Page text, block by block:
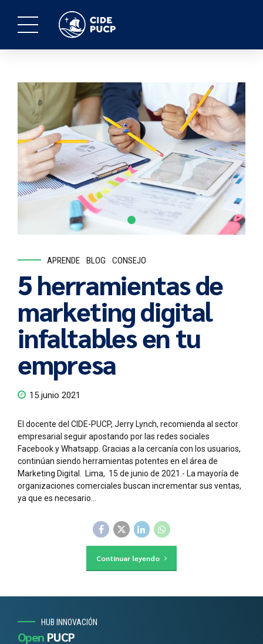
APRENDE BLOG CONSEJO
5 herramientas de
marketing digital
infaltables en tu
empresa
15 junio 2021
El docente del CIDE-PUCP, Jerry Lynch, recomienda al sector
empresarial seguir apostando por las redes sociales
Facebook y Whatsapp. Gracias a la cercanía con los usuarios,
continúan siendo herramientas potentes en el área de
Marketing Digital. Lima, 15 de junio de 2021.- La mayoría de
organizaciones comerciales buscan incrementar sus ventas,
ya que es necesario...
Continuar leyendo
HUB INNOVACIÓN
Open PUCP